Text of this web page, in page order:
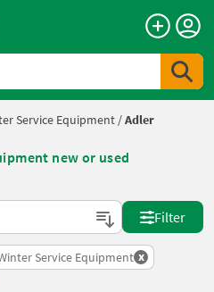
Service Equipment /Adler
new or used
Filter
Service Equipment x